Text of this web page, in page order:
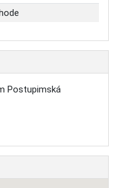
Postupimská